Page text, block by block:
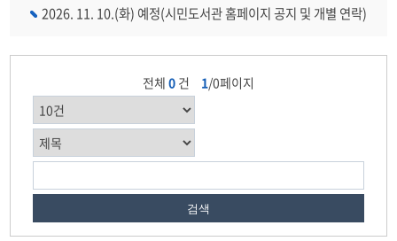
2026. 11. 10.(화) 예정(시민도서관 홈페이지 공지 및 개별 연락)
전체 0 건 1/0페이지
검색